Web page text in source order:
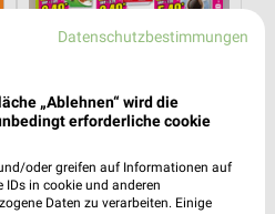
7,3 km
Wochenend Spezial
Gültig ab Fr. 14.08.
Sconto Möbel
Datenschutzbestimmungen
„Ablehnen“ wird die
erforderliche cookie
oder greifen auf Informationen auf
IDs in cookie und anderen
Daten zu verarbeiten. Einige